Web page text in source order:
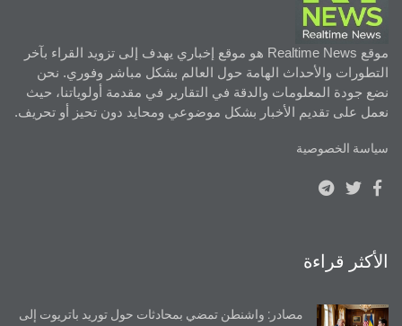
موقع Realtime News هو موقع إخباري يهدف إلى تزويد القراء بآخر
التطورات والأحداث الهامة حول العالم بشكل مباشر وفوري. نحن
نضع جودة المعلومات والدقة في التقارير في مقدمة أولوياتنا، حيث
نعمل على تقديم الأخبار بشكل موضوعي ومحايد دون تحيز أو تحريف.
سياسة الخصوصية
الأكثر قراءة
مصادر: واشنطن تمضي بمحادثات حول توريد باتريوت إلى